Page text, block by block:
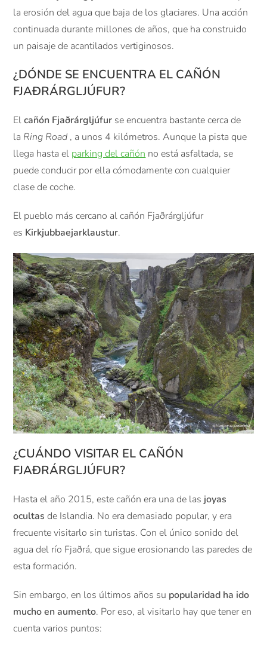
la erosión del agua que baja de los glaciares. Una acción
continuada durante millones de años, que ha construido
un paisaje de acantilados vertiginosos.
¿DÓNDE SE ENCUENTRA EL CAÑÓN
FJAÐRÁRGLJÚFUR?
Elcañón Fjaðrárgljúfur se encuentra bastante cerca de
la Ring Road , a unos 4 kilómetros. Aunque la pista que
llega hasta el parking del cañón no está asfaltada, se
puede conducir por ella cómodamente con cualquier
clase de coche.
El pueblo más cercano al cañón Fjaðrárgljúfur
es Kirkjubbaejarklaustur.
¿CUÁNDO VISITAR EL CAÑÓN
FJAÐRÁRGLJÚFUR?
Hasta el año 2015, este cañón era una de las joyas
ocultas de Islandia. No era demasiado popular, y era
frecuente visitarlo sin turistas. Con el único sonido del
agua del río Fjaðrá, que sigue erosionando las paredes de
esta formación.
Sin embargo, en los últimos años su popularidad ha ido
mucho en aumento. Por eso, al visitarlo hay que tener en
cuenta varios puntos: